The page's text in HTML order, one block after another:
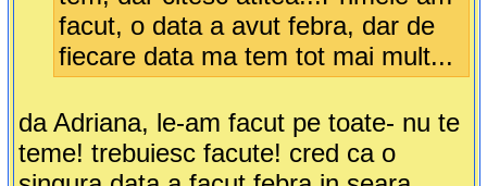
facut, o data a avut febra, dar de
fiecare data ma tem tot mai mult...
da Adriana, le-am facut pe toate- nu te
teme! trebuiesc facute! cred ca o